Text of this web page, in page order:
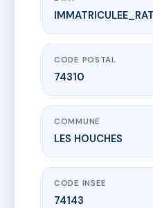
www.vme.plus/
CHALETS
780 rte des gens
CODE POSTAL
74310
COMMUNE
LES HOUCHES
CODE INSEE
74143